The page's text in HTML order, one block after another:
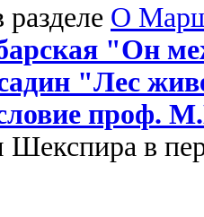
разделе О
"Он
"Лес
проф.
Шекспира в